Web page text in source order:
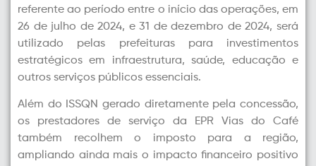
referente ao período entre o início das operações, em
26 de julho de 2024, e 31 de dezembro de 2024, será
utilizado pelas prefeituras para investimentos
estratégicos em infraestrutura, saúde, educação e
outros serviços públicos essenciais.
Além do ISSQN gerado diretamente pela concessão,
os prestadores de serviço da EPR Vias do Café
também recolhem o imposto para a região,
ampliando ainda mais o impacto financeiro positivo